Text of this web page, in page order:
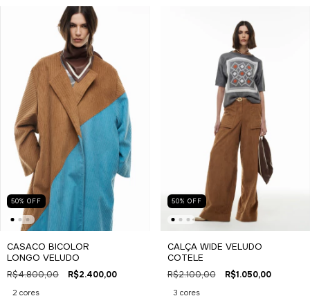
50% OFF
CASACO BICOLOR
LONGO VELUDO
R$4.800,00 R$2.400,00
2 cores
50% OFF
CALÇA WIDE VELUDO
COTELE
R$2.100,00 R$1.050,00
3 cores